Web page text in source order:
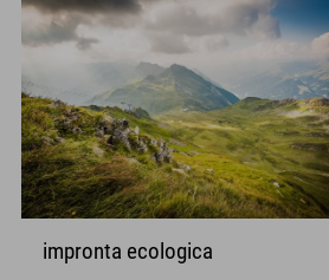
impronta ecologica